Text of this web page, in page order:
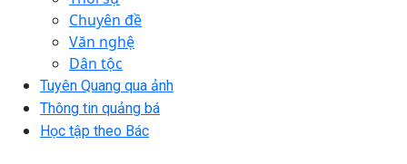
Chuyên đề
Văn nghệ
Dân tộc
Tuyên Quang qua ảnh
Thông tin quảng bá
Học tập theo Bác